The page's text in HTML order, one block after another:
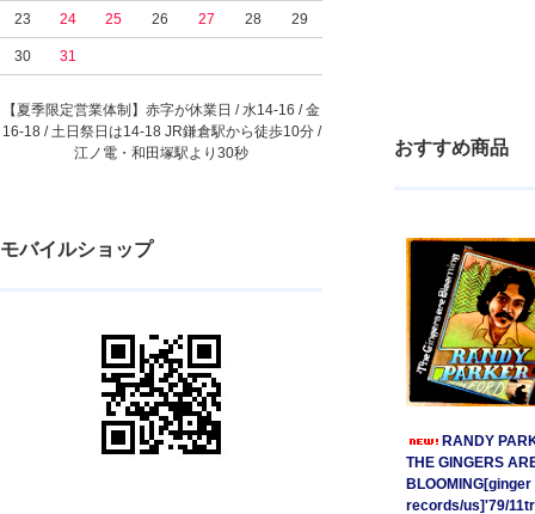
23 24 25 26 27 28 29
30 31
【夏季限定営業体制】赤字が休業日 / 水14-16 / 金
16-18 / 土日祭日は14-18 JR鎌倉駅から徒歩10分 /
江ノ電・和田塚駅より30秒
モバイルショップ
おすすめ商品
RANDY
THE GINGERS
BLOOMING[ginger
records/us]'79/